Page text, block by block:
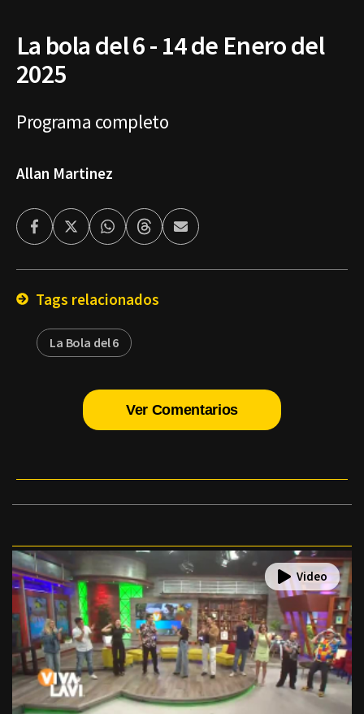
La bola del 6 - 14 de Enero del
2025
Programa completo
Allan Martinez
FacebookTwitterWhatsappThreadsEnviar
por
Tags relacionados
La Bola del 6
Ver Comentarios